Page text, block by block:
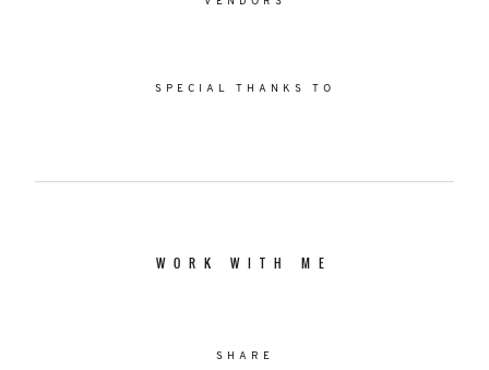
SPECIAL THANKS TO
WORK WITH ME
SHARE